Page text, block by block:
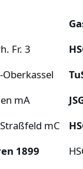
Fr. 3
Oberkassel
mA
mC
1899